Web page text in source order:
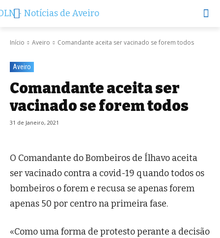
Início Aveiro Comandante aceita ser vacinado se forem todos
Aveiro
Comandante aceita ser
vacinado se forem todos
31 de Janeiro, 2021
O Comandante do Bombeiros de Ílhavo aceita
ser vacinado contra a covid-19 quando todos os
bombeiros o forem e recusa se apenas forem
apenas 50 por centro na primeira fase.
«Como uma forma de protesto perante a decisão